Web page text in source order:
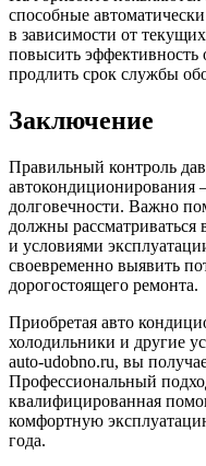
способные
в зависимости от
повысить эффективность
продлить срок службы
Заключение
Правильный контроль
автокондиционирования
долговечности. Важно
должны рассматриваться
и условиями
своевременно выявить
дорогостоящего ремонта.
Приобретая авто
холодильники и другие
auto-udobno.ru, вы
Профессиональный
квалифицированная
комфортную
года.